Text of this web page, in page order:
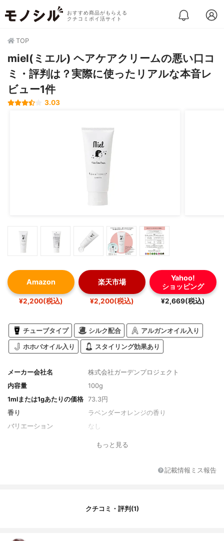
おすすめ商品がもらえる
クチコミポイ活サイト
TOP
miel(ミエル) ヘアケアクリームの悪い口コ
ミ・評判は？実際に使ったリアルな本音レ
ビュー1件
3.03
Amazon
¥2,200(税込)
楽天市場
¥2,200(税込)
Yahoo!
ショッピング
¥2,669(税込)
チューブタイプ シルク配合 アルガンオイル入り
ホホバオイル入り スタイリング効果あり
メーカー会社名
株式会社ガーデンプロジェクト
内容量
100g
1mlまたは1gあたりの価格 73.3円
香り
ラベンダーオレンジの香り
バリエーション
なし
アルガニアスピノサ核油
もっと見る
記載情報ミス報告
クチコミ・評判(1)